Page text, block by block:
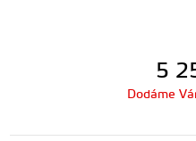
5
Dodáme